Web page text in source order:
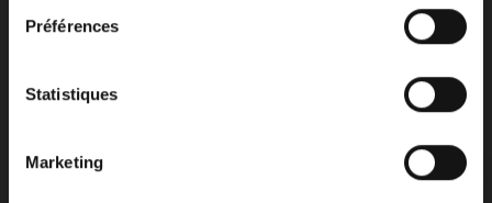
cliquant sur le lien «
» en bas de
Préférences
Statistiques
Marketing